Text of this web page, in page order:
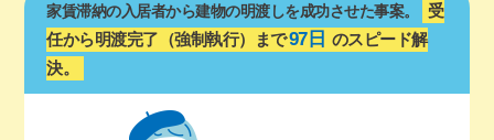
家賃滞納の入居者から建物の明渡しを成功させた事案。
受
任から明渡完了（強制執行）まで97日 のスピード解
決。